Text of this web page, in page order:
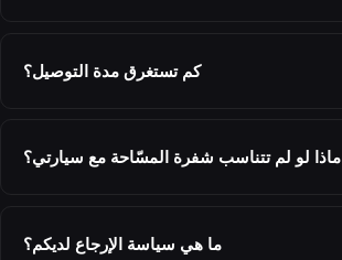
كم تستغرق مدة التوصيل؟
ماذا لو لم تتناسب شفرة المسّاحة مع سيارتي؟
ما هي سياسة الإرجاع لديكم؟